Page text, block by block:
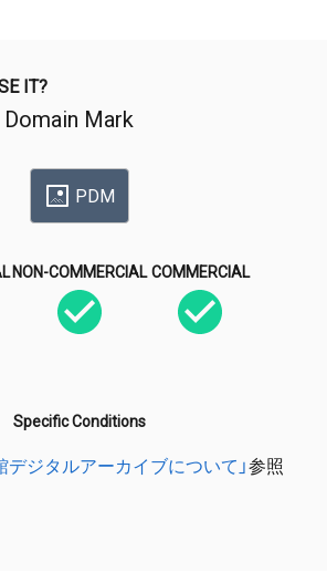
IT?
Mark
PDM
NON-COMMERCIAL COMMERCIAL
Specific Conditions
デジタルアーカイブについて」参照